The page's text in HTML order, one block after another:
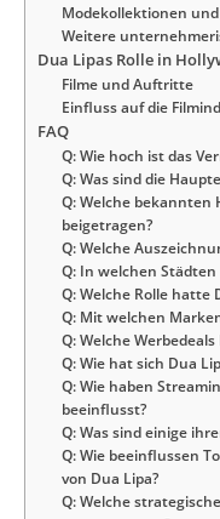
Modekollektionen
Weitere
Dua Lipas Rolle in
Filme und Auftritte
Einfluss auf die
FAQ
Q: Wie hoch ist das
Q: Was sind die
Q: Welche bekannten
beigetragen?
Q: Welche
Q: In welchen
Q: Welche Rolle hatte
Q: Mit welchen
Q: Welche
Q: Wie hat sich Dua
Q: Wie haben
beeinflusst?
Q: Was sind einige
Q: Wie beeinflussen
von Dua Lipa?
Q: Welche